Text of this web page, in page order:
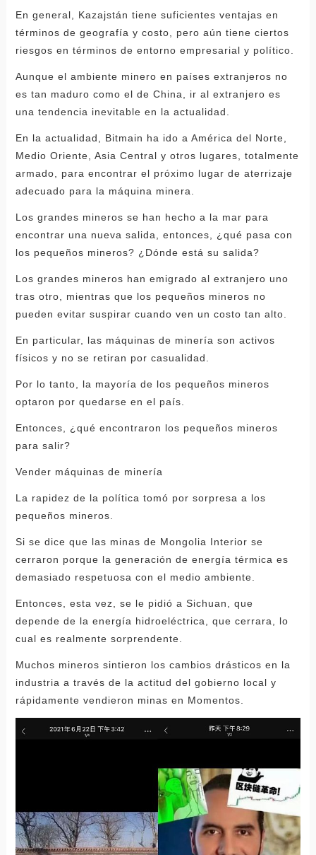
En general, Kazajstán tiene suficientes ventajas en
términos de geografía y costo, pero aún tiene ciertos
riesgos en términos de entorno empresarial y político.
Aunque el ambiente minero en países extranjeros no
es tan maduro como el de China, ir al extranjero es
una tendencia inevitable en la actualidad.
En la actualidad, Bitmain ha ido a América del Norte,
Medio Oriente, Asia Central y otros lugares, totalmente
armado, para encontrar el próximo lugar de aterrizaje
adecuado para la máquina minera.
Los grandes mineros se han hecho a la mar para
encontrar una nueva salida, entonces, ¿qué pasa con
los pequeños mineros? ¿Dónde está su salida?
Los grandes mineros han emigrado al extranjero uno
tras otro, mientras que los pequeños mineros no
pueden evitar suspirar cuando ven un costo tan alto.
En particular, las máquinas de minería son activos
físicos y no se retiran por casualidad.
Por lo tanto, la mayoría de los pequeños mineros
optaron por quedarse en el país.
Entonces, ¿qué encontraron los pequeños mineros
para salir?
Vender máquinas de minería
La rapidez de la política tomó por sorpresa a los
pequeños mineros.
Si se dice que las minas de Mongolia Interior se
cerraron porque la generación de energía térmica es
demasiado respetuosa con el medio ambiente.
Entonces, esta vez, se le pidió a Sichuan, que
depende de la energía hidroeléctrica, que cerrara, lo
cual es realmente sorprendente.
Muchos mineros sintieron los cambios drásticos en la
industria a través de la actitud del gobierno local y
rápidamente vendieron minas en Momentos.